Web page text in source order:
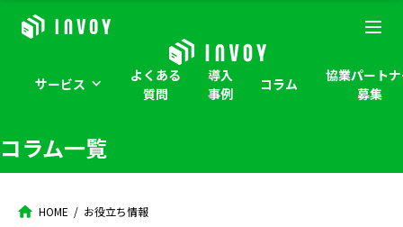
サービス
よくある
質問
導入
事例
コラム
協業パート
募集
コラム一覧
HOME お役立ち情報